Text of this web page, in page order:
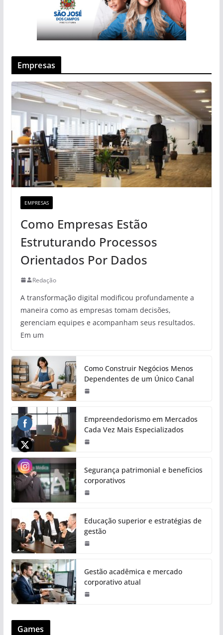
Empresas
EMPRESAS
Como Empresas Estão
Estruturando Processos
Orientados Por Dados
Redação
A transformação digital modificou profundamente a
maneira como as empresas tomam decisões,
gerenciam equipes e acompanham seus resultados.
Em um
Como Construir Negócios Menos
Dependentes de um Único Canal
Empreendedorismo em Mercados
Cada Vez Mais Especializados
Segurança patrimonial e benefícios
corporativos
Educação superior e estratégias de
gestão
Gestão acadêmica e mercado
corporativo atual
Games